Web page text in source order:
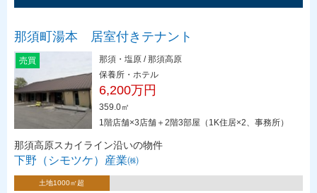
那須町湯本 居室付きテナント
売買
那須・塩原 / 那須高原
保養所・ホテル
6,200万円
359.0㎡
1階店舗×3店舗＋2階3部屋（1K住居×2、事務所）
那須高原スカイライン沿いの物件
下野（シモツケ）産業㈱
土地1000㎡超